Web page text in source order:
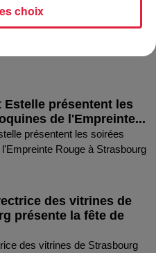
présente le festival
Estelle présentent les
de l'Empreinte...
présentent les soirées
Rouge à Strasbourg
des vitrines de
présente la fête de
des vitrines de Strasbourg
choix